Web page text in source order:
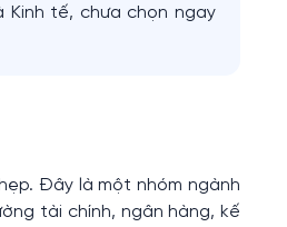
Kinh tế, chưa chọn ngay
Đây là một nhóm ngành
tài chính, ngân hàng, kế